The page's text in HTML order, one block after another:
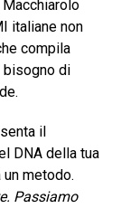
Macchiarolo
italiane non
compila
bisogno di
il
DNA della tua
metodo.
Passiamo